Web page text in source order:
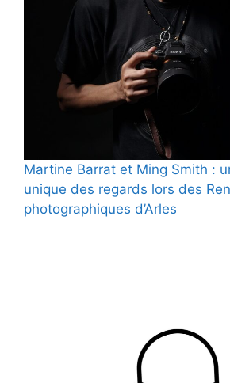
Martine Barrat et Ming Smith :
unique des regards lors des
photographiques d’Arles